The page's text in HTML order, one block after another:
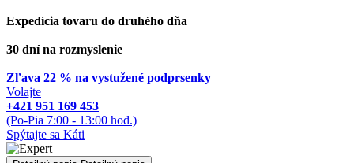
Expedícia tovaru do druhého dňa
30 dní na rozmyslenie
Zľava 22 % na vystužené podprsenky
Volajte
+421 951 169 453
(Po-Pia 7:00 - 13:00 hod.)
Spýtajte sa Káti